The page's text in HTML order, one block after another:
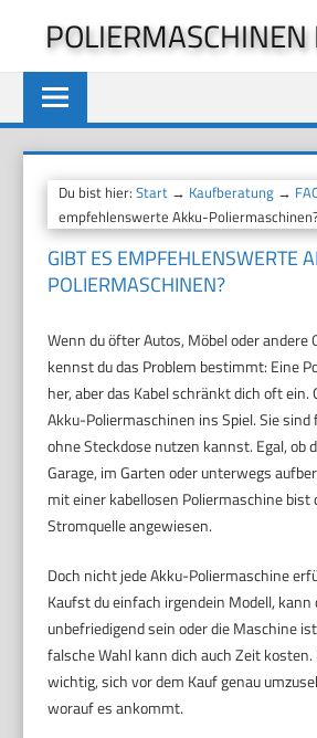
springen
POLIERMASCHINEN
Du bist hier:Start → Kaufberatung →
empfehlenswerte Akku-
GIBT ES EMPFEHLENSWERTE
POLIERMASCHINEN?
Wenn du öfter Autos, Möbel oder andere
kennst du das Problem bestimmt: Eine
her, aber das Kabel schränkt dich oft ein.
Akku-Poliermaschinen ins Spiel. Sie sind
ohne Steckdose nutzen kannst. Egal, ob
Garage, im Garten oder unterwegs
mit einer kabellosen Poliermaschine bist
Stromquelle angewiesen.
Doch nicht jede Akku-Poliermaschine
Kaufst du einfach irgendein Modell, kann
unbefriedigend sein oder die Maschine
falsche Wahl kann dich auch Zeit
wichtig, sich vor dem Kauf genau
worauf es ankommt.